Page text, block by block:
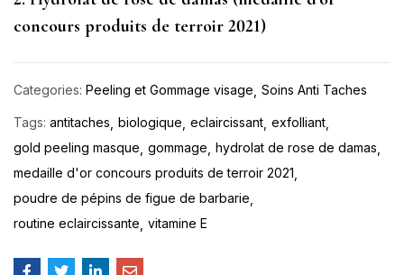
concours produits de terroir 2021)
Categories: Peeling et Gommage visage Soins Anti Taches
Tags: antitaches biologique eclaircissant exfolliant
gold peeling masque gommage hydrolat de rose de damas
medaille d'or concours produits de terroir 2021
poudre de pépins de figue de barbarie
routine eclaircissante vitamine E